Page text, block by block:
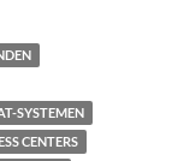
SYSTEMEN
CENTERS